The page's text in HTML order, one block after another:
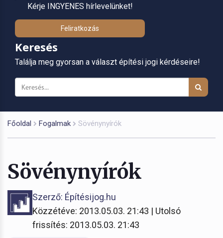
Kérje INGYENES hírlevelünket!
Feliratkozás
Keresés
Találja meg gyorsan a választ építési jogi kérdéseire!
Főoldal Fogalmak Sövénynyírók
Sövénynyírók
Szerző: Építésijog.hu
Közzétéve: 2013.05.03. 21:43 | Utolsó
frissítés: 2013.05.03. 21:43